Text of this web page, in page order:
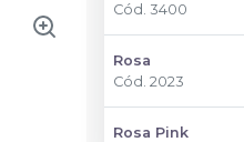
Cód.3400
Rosa
Cód.2023
Rosa Pink